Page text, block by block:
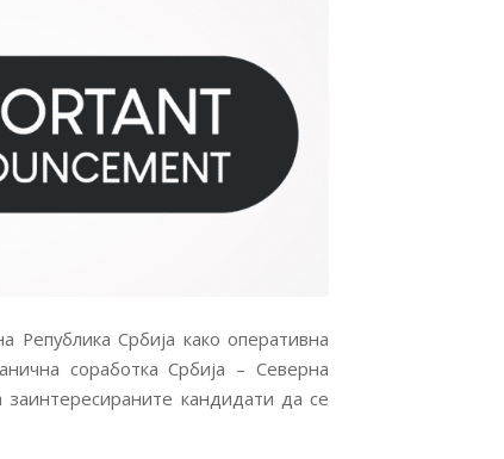
Република Србија како оперативна
соработка Србија – Северна
кандидати да се